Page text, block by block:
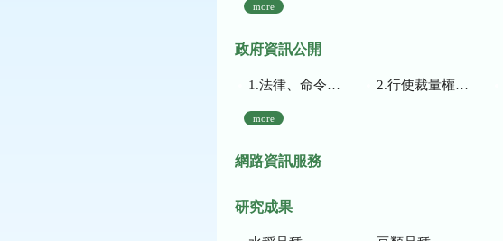
more
政府資訊公開
1.法律、命令、法規命令 2.行使裁量權而訂頒之解釋性規定及裁量基準
more
網路資訊服務
研究成果